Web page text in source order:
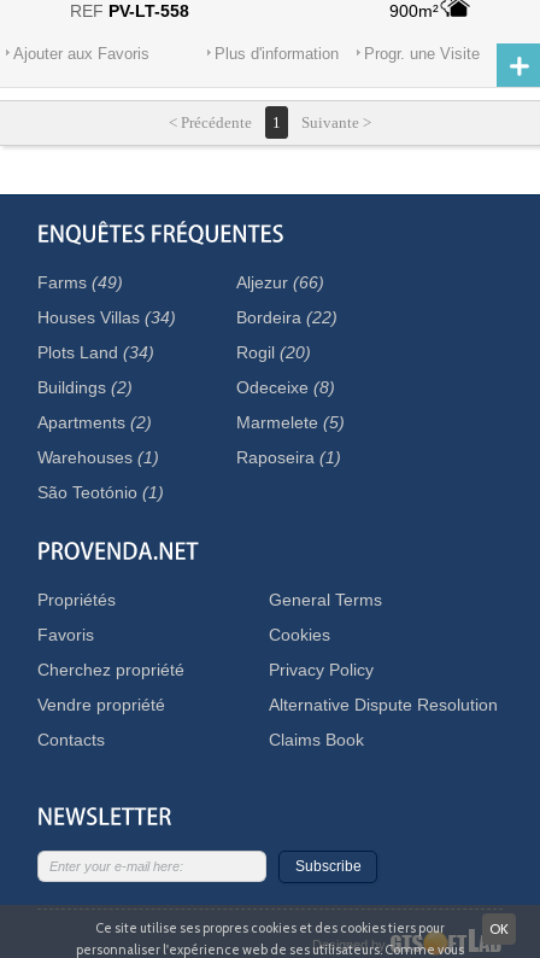
900m²
REF PV-LT-558
Ajouter aux Favoris Progr. une Visite
Plus d'information
< Précédente 1 Suivante >
Farms(49)
Houses Villas(34)
Plots Land(34)
Buildings(2)
Apartments(2)
Warehouses(1)
Aljezur(66)
Bordeira(22)
Rogil(20)
Odeceixe(8)
Marmelete(5)
Raposeira(1)
São Teotónio(1)
Propriétés
Favoris
Cherchez propriété
Vendre propriété
Contacts
General Terms
Cookies
Privacy Policy
Alternative Dispute Resolution
Claims Book
Subscribe
Designed by
OK
Ce site utilise ses propres cookies et des cookies tiers pour
personnaliser l'expérience web de ses utilisateurs. Comme vous